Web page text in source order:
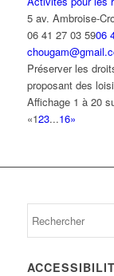
5 av. Ambroise-
06 41 27 03 5906
Préserver les
proposant des
Affichage 1 à 20
«123...16»